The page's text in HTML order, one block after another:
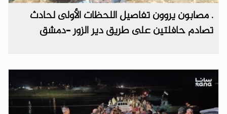
. مصابون يروون تفاصيل اللحظات الأولى لحادث
تصادم حافلتين على طريق دير الزور –دمشق